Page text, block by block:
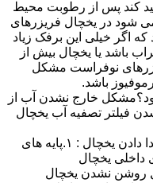
کند پس از رطوبت محیط
شود در یخچال فریزرهای
اگر خیلی این برفک زیاد
باشد یا یخچال بیش از
نوفراست مشکل
باشد.
خارج نشدن آب از
ساید : ۱.مصدود شدن فیلتر تصفیه آب یخچال
آیا یخچال صدا میدهد ؟مشکل صدا دادن یخچال : ۱.پایه های
روشن نشدن یخچال